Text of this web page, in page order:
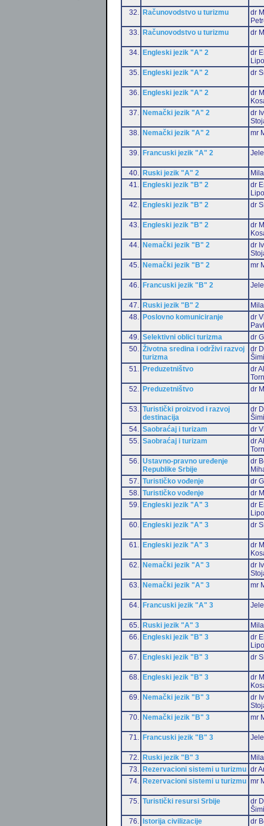
32. Računovodstvo u turizmu
dr
33.
Računovodstvo u turizmu dr
34. Engleski jezik "A" 2
dr
35.
Engleski jezik "A" 2 dr
36. Engleski jezik "A" 2
dr
37.
Nemački jezik "A" 2
dr
38.
Nemački jezik "A" 2 mr
39. Francuski jezik "A" 2
40. Ruski jezik "A" 2
41.
Engleski jezik "B" 2
dr
42.
Engleski jezik "B" 2 dr
43. Engleski jezik "B" 2
dr
44.
Nemački jezik "B" 2
dr
45.
Nemački jezik "B" 2 mr
46. Francuski jezik "B" 2
47. Ruski jezik "B" 2
48.
Poslovno komuniciranje
dr
49.
Selektivni oblici turizma
dr
50.
Životna sredina i održivi razvoj
turizma
dr
51.
Preduzetništvo
dr
52.
Preduzetništvo dr
53.
Turistički proizvod i razvoj
destinacija
dr
54.
Saobraćaj i turizam
dr
55.
Saobraćaj i turizam
dr
56.
Ustavno-pravno uređenje
Republike Srbije
dr
57.
Turističko vođenje
dr
58.
Turističko vođenje
dr
59.
Engleski jezik "A" 3
dr
60.
Engleski jezik "A" 3 dr
61. Engleski jezik "A" 3
dr
62.
Nemački jezik "A" 3
dr
63.
Nemački jezik "A" 3 mr
64. Francuski jezik "A" 3
65. Ruski jezik "A" 3
66.
Engleski jezik "B" 3
dr
67.
Engleski jezik "B" 3 dr
68. Engleski jezik "B" 3
dr
69.
Nemački jezik "B" 3
dr
70.
Nemački jezik "B" 3 mr
71. Francuski jezik "B" 3
72. Ruski jezik "B" 3
73.
Rezervacioni sistemi u turizmu dr
74.
Rezervacioni sistemi u turizmu mr
75. Turistički resursi Srbije
dr
76.
Istorija civilizacije dr